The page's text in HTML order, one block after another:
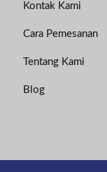
Kontak Kami
Cara Pemesanan
Tentang Kami
Blog